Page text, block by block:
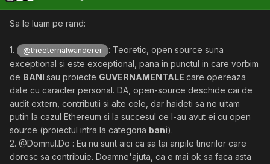
Sa le luam pe rand:
1. @theeternalwanderer
: Teoretic, open source suna
exceptional si este exceptional, pana in punctul in care vorbim
de BANI sau proiecte GUVERNAMENTALE care opereaza
date cu caracter personal. DA, open-source deschide cai de
audit extern, contributii si alte cele, dar haideti sa ne uitam
putin la cazul Ethereum si la succesul ce l-au avut ei cu open
source (proiectul intra la categoria bani).
2. @Domnul.Do : Eu nu sunt aici ca sa tai aripile tinerilor care
doresc sa contribuie. Doamne'ajuta, ca e mai ok sa faca asta